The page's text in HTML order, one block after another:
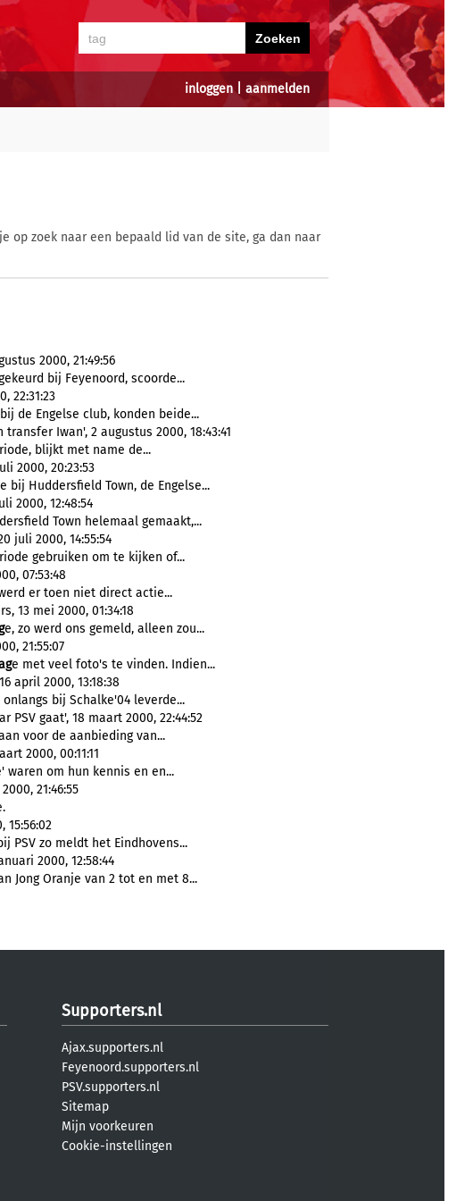
inloggen| aanmelden
op zoek naar een bepaald lid van de site, ga dan naar
2000, 21:49:56
bij Feyenoord, scoorde...
22:31:23
de Engelse club, konden beide...
Iwan', 2 augustus 2000, 18:43:41
blijkt met name de...
2000, 20:23:53
bij Huddersfield Town, de Engelse...
2000, 12:48:54
Town helemaal gemaakt,...
juli 2000, 14:55:54
gebruiken om te kijken of...
07:53:48
er toen niet direct actie...
13 mei 2000, 01:34:18
e, zo werd ons gemeld, alleen zou...
21:55:07
e met veel foto's te vinden. Indien...
april 2000, 13:18:38
bij Schalke'04 leverde...
PSV gaat', 18 maart 2000, 22:44:52
voor de aanbieding van...
2000, 00:11:11
waren om hun kennis en en...
21:46:55
15:56:02
PSV zo meldt het Eindhovens...
2000, 12:58:44
Jong Oranje van 2 tot en met 8...
Supporters.nl
Ajax.supporters.nl
Feyenoord.supporters.nl
PSV.supporters.nl
Sitemap
Mijn voorkeuren
Cookie-instellingen